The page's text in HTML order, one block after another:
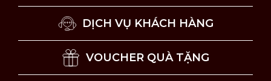
Hướng dẫn vệ sinh và bảo quản
Khuyến khích vệ sinh sản phẩm bằng tay để
bảo vệ lớp họa tiết vẽ tay và viền mạ vàng.
DỊCH VỤ KHÁCH HÀNG
VOUCHER QUÀ TẶNG